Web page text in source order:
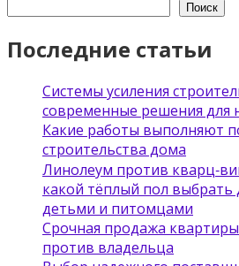
Поиск
Последние статьи
Системы усиления
современные решения для
Какие работы выполняют
строительства дома
Линолеум против
какой тёплый пол выбрать
детьми и питомцами
Срочная продажа
против владельца